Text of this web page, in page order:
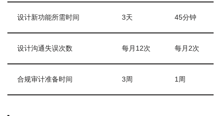
设计新功能所需时间 3天 45分钟
设计沟通失误次数 每月12次 每月2次
合规审计准备时间 3周 1周